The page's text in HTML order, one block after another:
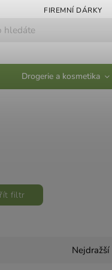
FIREMNÍ DÁRKY
Drogerie a kosmetika
filtr
Nejdražší